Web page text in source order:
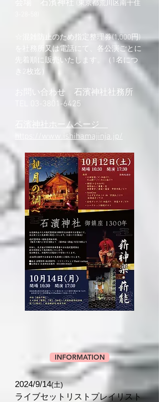
会場 石濱神社
(東京都荒川区南千住
☆混雑防止のため指定整理券(1,000円)
を社務所又は電話にて、各公演ごとに
先着順に販売いたします。（1名につ
き2枚迄）
お問い合わせ 石濱神社社務所
03-3801-6425
石濱神社ホームページ
https://www.ishihamajinja.jp/
INFORMATION
2024/9/14(土)
ライブセットリストプレイリスト